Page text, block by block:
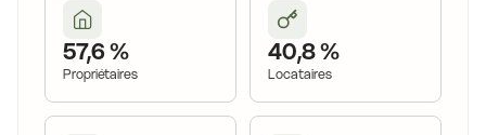
57,6 %
Propriétaires
40,8 %
Locataires